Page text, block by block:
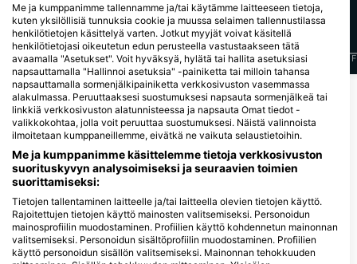
J F M A M J J A S O N D J F M A M J J A S O N D F
Näytä lisää eläimiä
Sukelluskeskukset, jotka tarjoavat
catering-palveluita tällä
sukelluskohteella
Bubbles Dive Centre
Bubbles in Gozo Limited, 17 Triq Il-
Forn, MFN 1303 Marsalforn, Gozo,
DIVE VISION MALTA LTD
RIVIERA SPA HOTEL, MLH 9069 l/o
Mellieha, Malta
Me ja kumppanimme tallennamme ja/tai käytämme laitteeseen tietoja,
kuten yksilöllisiä tunnuksia cookie ja muussa selaimen tallennustilassa
henkilötietojen käsittelyä varten. Jotkut myyjät voivat käsitellä
henkilötietojasi oikeutetun edun perusteella vastustaakseen tätä
avaamalla "Asetukset". Voit hyväksyä, hylätä tai hallita asetuksiasi
napsauttamalla "Hallinnoi asetuksia" -painiketta tai milloin tahansa
napsauttamalla sormenjälkipainiketta verkkosivuston vasemmassa
alakulmassa. Peruuttaaksesi suostumuksesi napsauta sormenjälkeä tai
linkkiä verkkosivuston alatunnisteessa ja napsauta Omat tiedot -
valikkokohtaa, jolla voit peruuttaa suostumuksesi. Näistä valinnoista
ilmoitetaan kumppaneillemme, eivätkä ne vaikuta selaustietoihin.
Me ja kumppanimme käsittelemme tietoja verkkosivuston
suorituskyvyn analysoimiseksi ja seuraavien toimien
suorittamiseksi:
Tietojen tallentaminen laitteelle ja/tai laitteella olevien tietojen käyttö.
Rajoitettujen tietojen käyttö mainosten valitsemiseksi. Personoidun
mainosprofiilin muodostaminen. Profiilien käyttö kohdennetun mainonnan
valitsemiseksi. Personoidun sisältöprofiilin muodostaminen. Profiilien
käyttö personoidun sisällön valitsemiseksi. Mainonnan tehokkuuden